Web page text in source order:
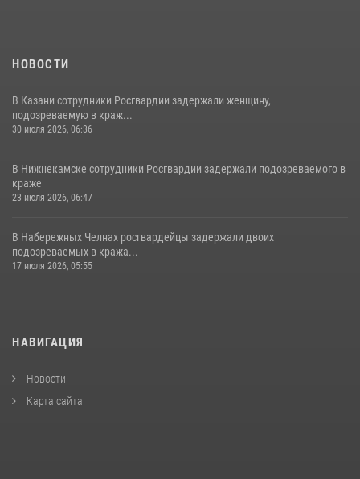
НОВОСТИ
В Казани сотрудники Росгвардии задержали женщину,
подозреваемую в краж...
30 июля 2026, 06:36
В Нижнекамске сотрудники Росгвардии задержали подозреваемого в
краже
23 июля 2026, 06:47
В Набережных Челнах росгвардейцы задержали двоих
подозреваемых в кража...
17 июля 2026, 05:55
НАВИГАЦИЯ
Новости
Карта сайта